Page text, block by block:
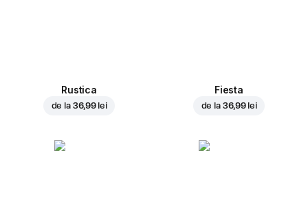
Rustica
de la 36,99 lei
Fiesta
de la 36,99 lei